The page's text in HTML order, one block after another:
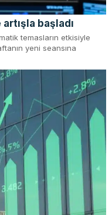
başladı
temasların etkisiyle
yeni seansına